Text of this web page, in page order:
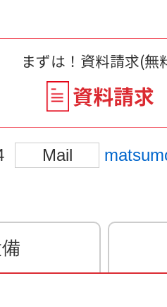
まずは！資料請求(無
資料請求
Mail